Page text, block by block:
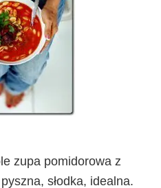
zupa pomidorowa z
słodka, idealna.